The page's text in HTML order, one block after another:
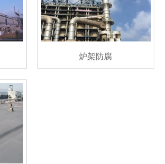
炉架防腐